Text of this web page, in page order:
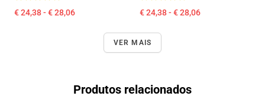
€ 24,38 - € 28,06 € 24,38 - € 28,06
VER MAIS
Produtos relacionados